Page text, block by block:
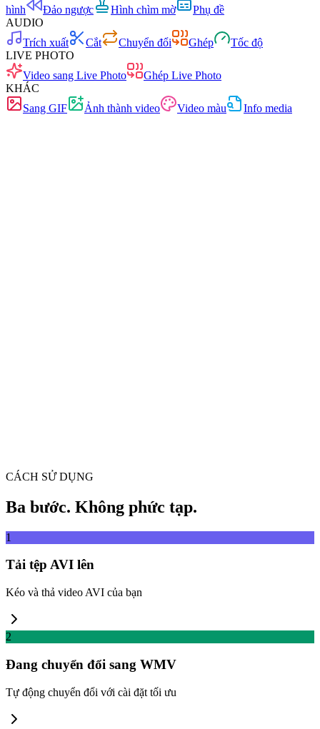
hình
Đảo ngược Hình chìm mờ
Phụ đề
AUDIO
Trích xuất
Cắt Chuyển đổi Ghép
Tốc độ
LIVE PHOTO
Video sang Live Photo
Ghép Live Photo
KHÁC
Sang GIF
Ảnh thành video Video màu
Info media
CÁCH SỬ DỤNG
Ba bước. Không phức tạp.
1
Tải tệp AVI lên
Kéo và thả video AVI của bạn
2
Đang chuyển đổi sang WMV
Tự động chuyển đổi với cài đặt tối ưu